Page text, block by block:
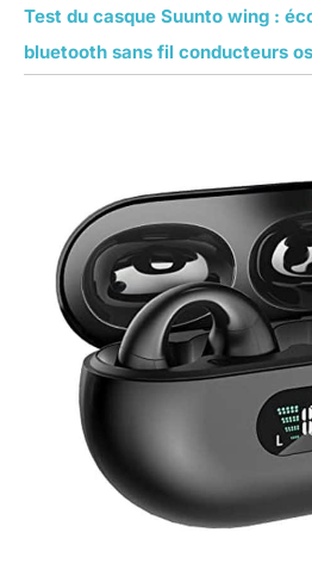
Test du casque Suunto wing :
bluetooth sans fil conducteurs